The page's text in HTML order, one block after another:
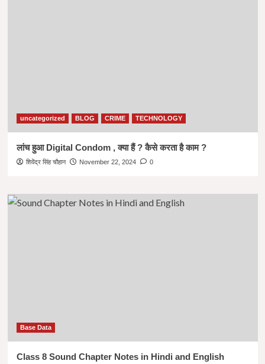
uncategorized BLOG CRIME TECHNOLOGY
लांच हुआ Digital Condom , क्या हैं ? कैसे करता है काम ?
शिवेंद्र सिंह चौहान November 22, 2024 0
Base Data
Class 8 Sound Chapter Notes in Hindi and English